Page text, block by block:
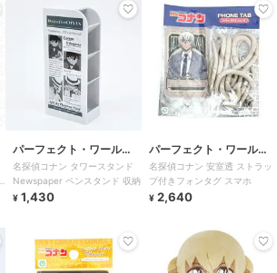
パーフェクト・ワール
ド・トーキョー
名探偵コナン タワースタンド
Newspaper ペンスタンド 収納
¥ 1,430
パーフェクト・ワール
ド・トーキョー
名探偵コナン 安室透 ストラッ
プ付きフォンタグ スマホ
¥ 2,640